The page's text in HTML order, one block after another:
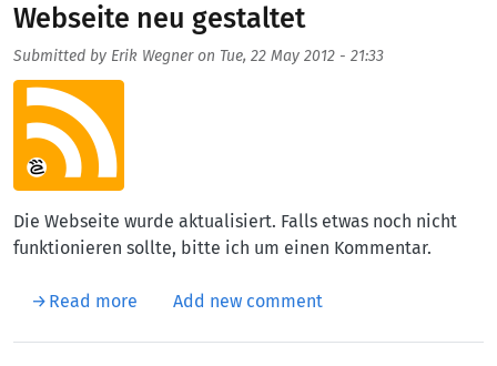
Webseite neu gestaltet
Submitted by Erik Wegneron Tue, 22 May 2012 - 21:33
Aufmacherbild
Die Webseite wurde aktualisiert. Falls etwas noch nicht
funktionieren sollte, bitte ich um einen Kommentar.
Read more about Webseite neu gestaltet
Add new comment